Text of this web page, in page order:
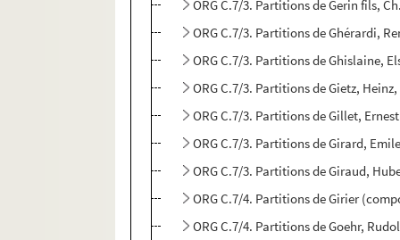
ORG C.7/3. Partitions de Gerin fils,
ORG C.7/3. Partitions de Ghérardi,
ORG C.7/3. Partitions de Ghislaine,
ORG C.7/3. Partitions de Gietz,
ORG C.7/3. Partitions de Gillet,
ORG C.7/3. Partitions de Girard,
ORG C.7/3. Partitions de Giraud,
ORG C.7/4. Partitions de Girier
ORG C.7/4. Partitions de Goehr,